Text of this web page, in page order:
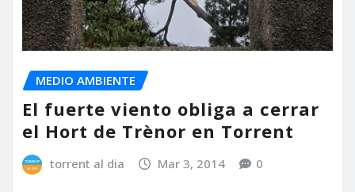
MEDIO AMBIENTE
El fuerte viento obliga a cerrar
el Hort de Trènor en Torrent
torrent al dia Mar 3, 2014 0